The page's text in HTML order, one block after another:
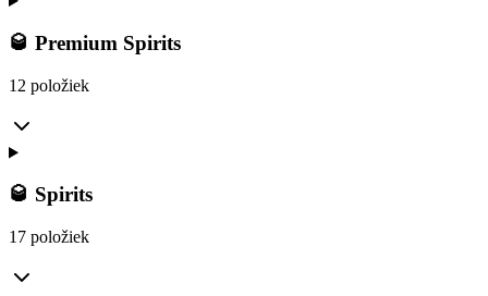
🥃 Premium Spirits
12 položiek
🥃 Spirits
17 položiek